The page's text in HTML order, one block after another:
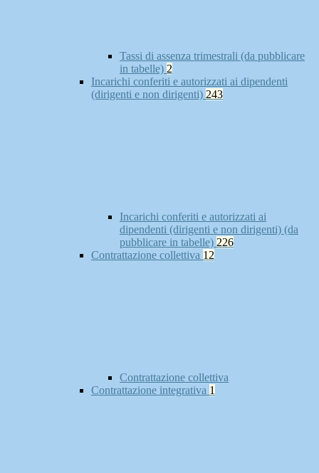
Tassi di assenza trimestrali (da pubblicare
in tabelle) 2
Incarichi conferiti e autorizzati ai dipendenti
(dirigenti e non dirigenti) 243
Incarichi conferiti e autorizzati ai
dipendenti (dirigenti e non dirigenti) (da
pubblicare in tabelle) 226
Contrattazione collettiva 12
Contrattazione collettiva
Contrattazione integrativa 1